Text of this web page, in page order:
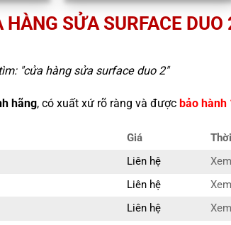
SỬA SURFACE DUO
"cửa hàng sửa surface duo 2"
hãng, có xuất xứ rõ ràng và được bảo hành
Giá
Liên hệ
Liên hệ
Liên hệ